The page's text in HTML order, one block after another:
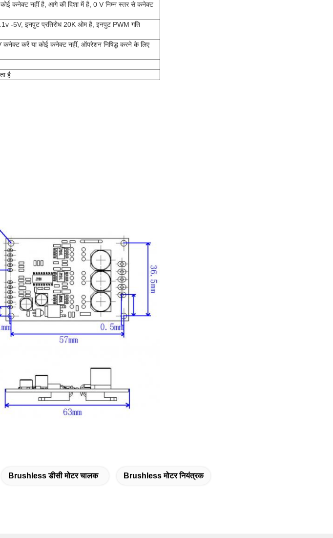
कनेक्ट नहीं है, आगे की दिशा में है, 0 V निम्न स्तर से कनेक्ट
-5V, इनपुट प्रतिरोध 20K ओम है, इनपुट PWM गति
करें या कोई कनेक्ट नहीं, ऑपरेशन निषिद्ध करने के लिए
है
Brushless डीसी मोटर चालक Brushless मोटर नियंत्रक